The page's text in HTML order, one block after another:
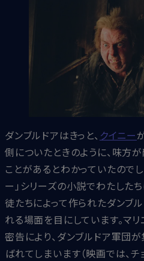
ダンブルドアはきっと、 クイニー
側についたときのように、味方
ことがあるとわかっていたのでし
ー」シリーズの小説でわたした
徒たちによって作られたダンブ
れる場面を目にしています。マリ
密告により、ダンブルドア軍団
ばれてしまいます（映画では、チ